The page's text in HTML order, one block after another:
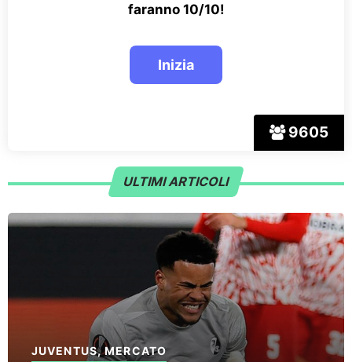
9605
faranno 10/10!
ULTIMI ARTICOLI
JUVENTUS,MERCATO